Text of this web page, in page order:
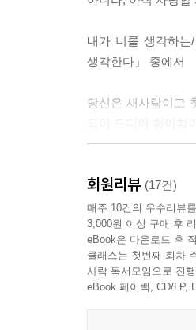
구름 속으로 가고
오직 외롭게
새 한 마리 간다
알제리 아프리카
갈 길이 멀다
먼 길 조심해서 가거
새 한 마리
지치지 말고
네 둥지 찾아
잘 가거라.
내가 너를 생각하
생각한다」 중에서
당신은 새사람이고
존재가 아니라, 아
다시 확인한다. 그
가족 그리고 먼저 떠
한 시절 시련을 이
회원리뷰 (17건)
매주 10건의 우수리뷰
3,000원 이상 구매 후
eBook은 다운로드 후
클래스는 첫번째 회차
사락 독서모임으로 진
eBook 페이백, CD/LP,